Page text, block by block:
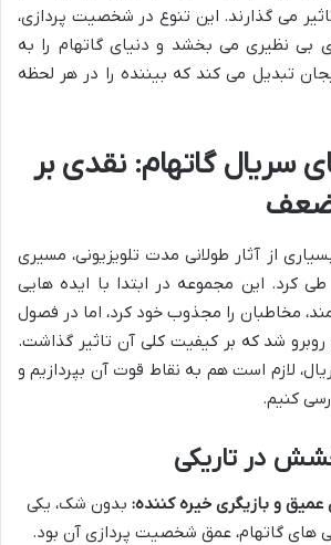
می گذارند. این تنوع در شخصیت پردازی،
بی نظیری می بخشد و دنیای گاتهام را به
تبدیل می کند که بیننده را در هر لحظه
سریال گاتهام: نقدی بر
ضعف
از آثار طولانی مدت تلویزیونی، مسیری
طی کرد. این مجموعه در ابتدا با ایده هایی
مخاطبان را مجذوب خود کرد، اما در فصول
روبرو شد که بر کیفیت کلی آن تاثیر گذاشت.
لازم است هم به نقاط قوت آن بپردازیم و
کنیم.
در تاریکی
و بازیگری خیره کننده: بدون شک، یکی
های گاتهام، عمق شخصیت پردازی آن بود.